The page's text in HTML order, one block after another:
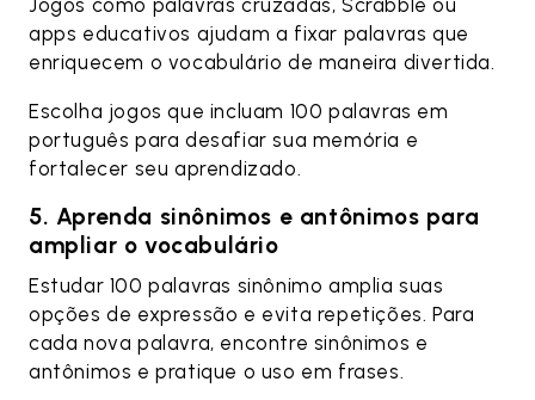
apps educativos ajudam a fixar palavras que
enriquecem o vocabulário de maneira divertida.
Escolha jogos que incluam 100 palavras em
português para desafiar sua memória e
fortalecer seu aprendizado.
5. Aprenda sinônimos e antônimos para
ampliar o vocabulário
Estudar 100 palavras sinônimo amplia suas
opções de expressão e evita repetições. Para
cada nova palavra, encontre sinônimos e
antônimos e pratique o uso em frases.